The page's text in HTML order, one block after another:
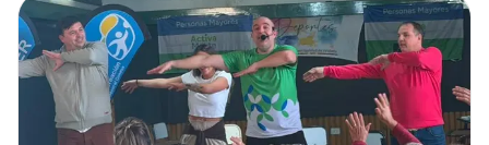
Convocatorias
Intranet
Login